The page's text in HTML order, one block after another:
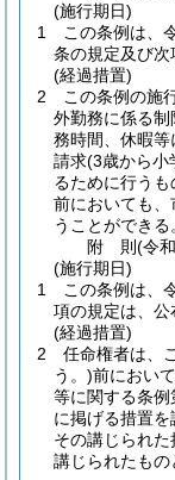
(施行期日)
1
この条例は、
条の規定及び次
(経過措置)
2
この条例の施
外勤務に係る
務時間、休暇
請求(3歳から小
るために行う
前においても
うことができる
附 則(令
(施行期日)
1
この条例は、
項の規定は、公
(経過措置)
2
任命権者は、
う。)前におい
等に関する条
に掲げる措置を
その講じられ
講じられたもの